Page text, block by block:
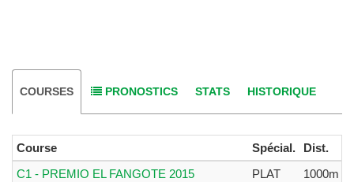
COURSES PRONOSTICS STATS HISTORIQUE
Course Spécial. Dist.
C1 - PREMIO EL FANGOTE 2015
PLAT 1000m